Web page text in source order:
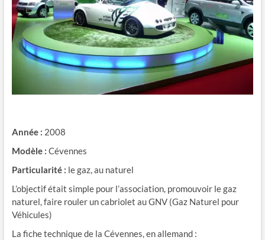
Année : 2008
Modèle : Cévennes
Particularité : le gaz, au naturel
L’objectif était simple pour l’association, promouvoir le gaz
naturel, faire rouler un cabriolet au GNV (Gaz Naturel pour
Véhicules)
La fiche technique de la Cévennes, en allemand :